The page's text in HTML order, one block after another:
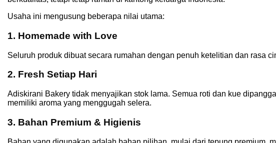
Usaha ini mengusung beberapa nilai utama:
1. Homemade with Love
Seluruh produk dibuat secara rumahan dengan penuh ketelitian dan rasa
2. Fresh Setiap Hari
Adiskirani Bakery tidak menyajikan stok lama. Semua roti dan kue
memiliki aroma yang menggugah selera.
3. Bahan Premium & Higienis